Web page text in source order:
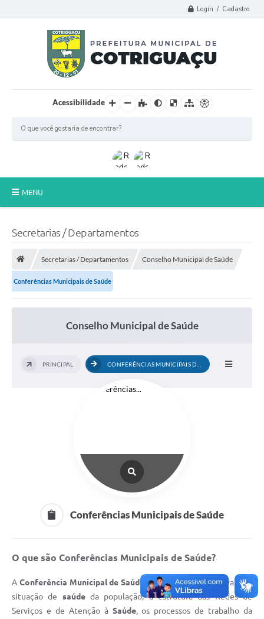
Login / Cadastro
Acessibilidade
MENU
A Prefeitura
Carta de Serviços
Contas Públicas
Secretarias / Departamentos
Secretarias / Departamentos Conselho Municipal de Saúde
Conferências Municipais de Saúde
Conselho Municipal de Saúde
PRINCIPAL
Conferências Municipais de Saúde
O que são Conferências Municipais de Saúde?
A Conferência Municipal de Saúde
tem a finalidade de avaliar a
situação de saúdeda população, a estrutura das Redes de
Serviços e de Atenção à Saúde, os processos de trabalho da